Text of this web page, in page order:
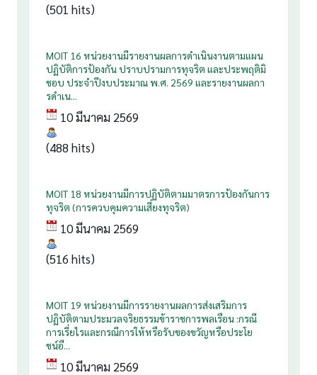
(501 hits)
MOIT 16 หน่วยงานมีรายงานผลการดำเนินงานตามแผน
ปฏิบัติการป้องกัน ปราบปรามการทุจริต และประพฤติมิ
ชอบ ประจำปีงบประมาณ พ.ศ. 2569 และรายงานผลกา
รดำเน...
10 มีนาคม 2569
(488 hits)
MOIT 18 หน่วยงานมีการปฏิบัติตามมาตรการป้องกันการ
ทุจริต (การควบคุมความเสี่ยงทุจริต)
10 มีนาคม 2569
(516 hits)
MOIT 19 หน่วยงานมีการรายงานผลการส่งเสริมการ
ปฏิบัติตามประมวลจริยธรรมข้าราชการพลเรือน :กรณี
การเรี่ยไรและกรณีการให้หรือรับของขวัญหรือประโย
ชน์อื...
10 มีนาคม 2569